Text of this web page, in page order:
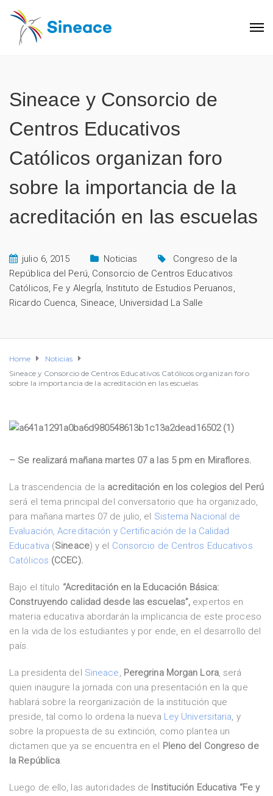
Sineace y Consorcio de
Centros Educativos
Católicos organizan foro
sobre la importancia de la
acreditación en las escuelas
julio 6, 2015 Noticias
Congreso de la
República del Perú, Consorcio de Centros Educativos
Católicos, Fe y AlegrÍa, Instituto de Estudios Peruanos,
Ricardo Cuenca, Sineace, Universidad La Salle
Home
Noticias
Sineace y Consorcio de Centros Educativos Católicos organizan foro
sobre la importancia de la acreditación en las escuelas
– Se realizará mañana martes 07 a las 5 pm en Miraflores.
La trascendencia de la acreditación en los colegios del Perú
será el tema principal del conversatorio que ha organizado,
para mañana martes 07 de julio, el Sistema Nacional de
Evaluación, Acreditación y Certificación de la Calidad
Educativa (Sineace) y el Consorcio de Centros Educativos
Católicos (CCEC).
Bajo el título “Acreditación en la Educación Básica:
Construyendo calidad desde las escuelas”, expertos en
materia educativa abordarán la implicancia de este proceso
en la vida de los estudiantes y por ende, en el desarrollo del
país.
La presidenta del Sineace, Peregrina Morgan Lora, será
quien inaugure la jornada con una presentación en la que
hablará sobre la reorganización de la institución que
preside, tal como lo ordena la nueva Ley Universitaria, y
sobre la propuesta de su extinción, como plantea un
dictamen que ya se encuentra en el Pleno del Congreso de
la República.
Luego de ello, las autoridades de Institución Educativa “Fe y